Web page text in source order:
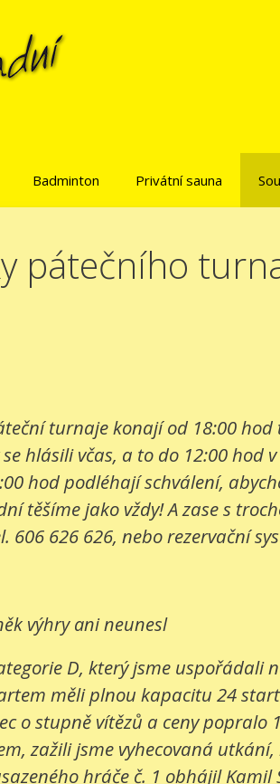
Badminton Privátní sauna
pátečního
turnaje konají od 18:00
hlásili včas, a to do 12:00 hod
hod podléhají schválení,
těšíme jako vždy! A zase s
626 626, nebo rezervační
výhry ani neunesl
D, který jsme uspořádali
měli plnou kapacitu 24
o stupně vítězů a ceny popralo
zažili jsme vyhecovaná
hráče č. 1 obhájil Kamil